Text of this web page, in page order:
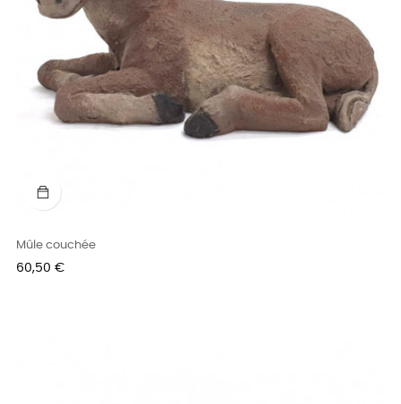
Mûle couchée
Prix
60,50 €